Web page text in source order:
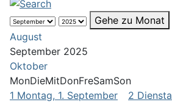
Gehe zu Monat
August
September 2025
Oktober
MonDieMitDonFreSamSon
1 Montag, 1. September
2